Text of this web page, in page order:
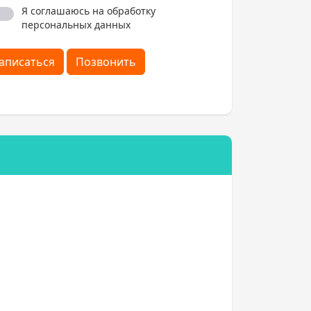
Я соглашаюсь на обработку
персональных данных
Позвонить